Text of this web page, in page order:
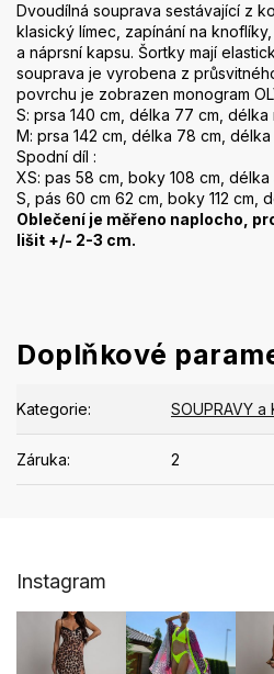
Dvoudílná souprava sestávající z
klasický límec, zapínání na
a náprsní kapsu. Šortky mají
souprava je vyrobena z
povrchu je zobrazen monogram
S: prsa 140 cm, délka 77 cm,
M: prsa 142 cm, délka 78 cm, délka
Spodní díl :
XS: pas 58 cm, boky 108 cm, délka
S, pás 60 cm 62 cm, boky 112 cm,
Oblečení je měřeno naplocho,
lišit +/- 2-3 cm.
Doplňkové
Kategorie: SOUPRAVY a
Záruka: 2
Instagram